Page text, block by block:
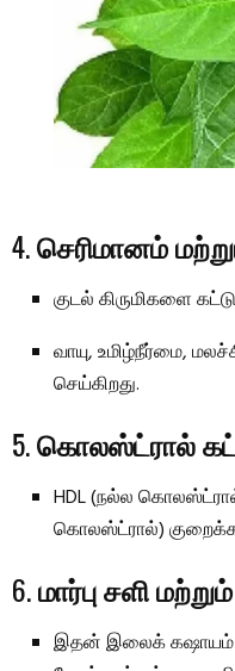
4.செரிமானம்
குடல் கிருமிகளை
வாயு, உமிழ்நீர்மை,
செய்கிறது.
5.கொலஸ்ட்ரால்
HDL (நல்ல
கொலஸ்ட்ரால்) குறைக்க
6.மார்பு சளி
இதன் இலைக் கஷாயம்